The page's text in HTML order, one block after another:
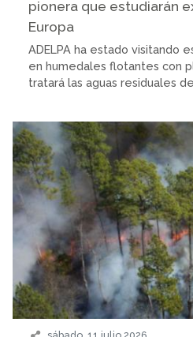
pionera que estudiarán
Europa
ADELPA ha estado visitando
en humedales flotantes con
tratará las aguas residuales